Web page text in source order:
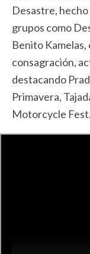
Desastre, hecho
grupos como
Benito
consagración,
destacando
Primavera,
Motorcycle Fest.